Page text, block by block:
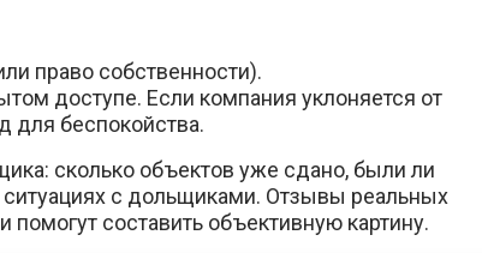
право собственности).
доступе. Если компания уклоняется от
для беспокойства.
сколько объектов уже сдано, были ли
с дольщиками. Отзывы реальных
составить объективную картину.